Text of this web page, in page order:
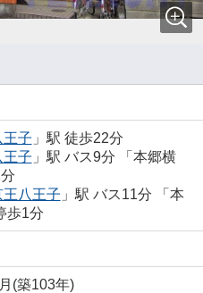
王子 」駅 徒歩22分
王子 」駅 バス9分 「本郷横
王八王子 」駅 バス11分 「本
歩1分
(築103年)